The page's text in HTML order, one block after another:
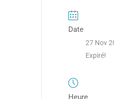
Date
27 Nov
Expiré!
Heure